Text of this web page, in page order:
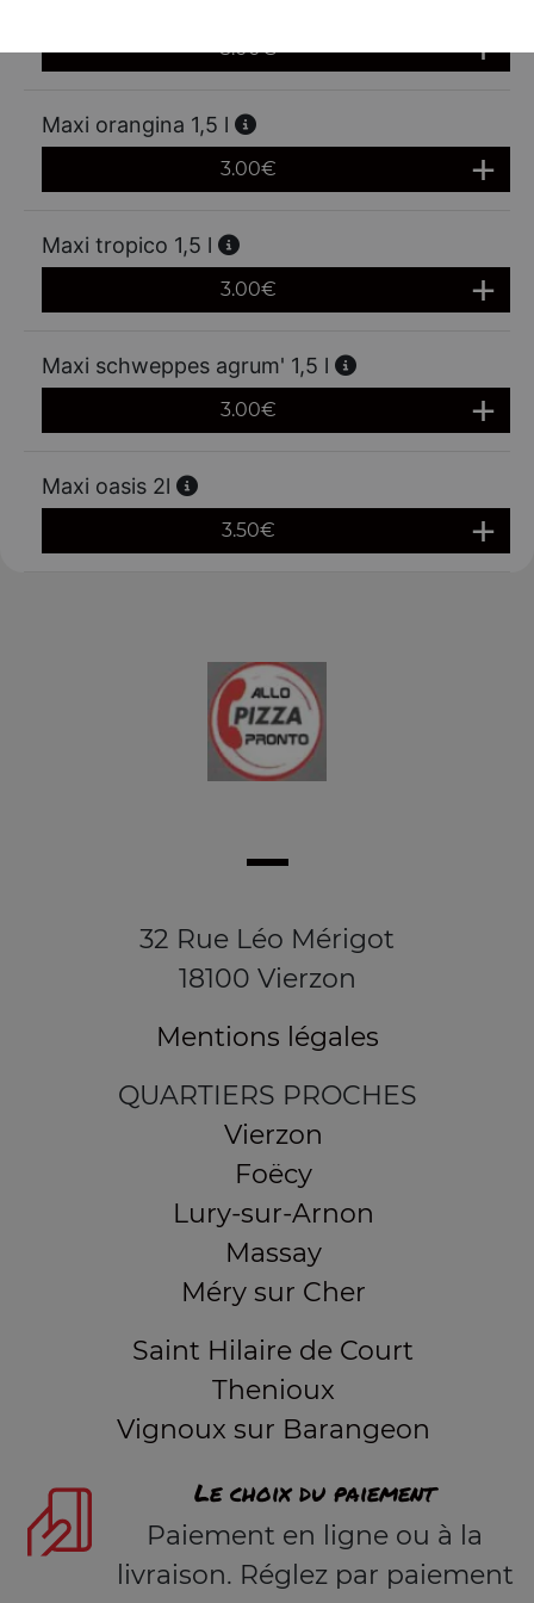
3.00€
Maxi orangina 1,5 l
3.00€
Maxi tropico 1,5 l
3.00€
Maxi schweppes agrum' 1,5 l
3.00€
Maxi oasis 2l
3.50€
32 Rue Léo Mérigot
18100 Vierzon
Mentions légales
QUARTIERS PROCHES
Vierzon
Foëcy
Lury-sur-Arnon
Massay
Méry sur Cher
Saint Hilaire de Court
Thenioux
Vignoux sur Barangeon
Le choix du paiement
Paiement en ligne ou à la
livraison. Réglez par paiement